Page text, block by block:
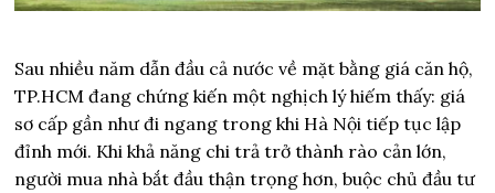
Sau nhiều năm dẫn đầu cả nước về mặt bằng giá căn hộ,
TP.HCM đang chứng kiến một nghịch lý hiếm thấy: giá
sơ cấp gần như đi ngang trong khi Hà Nội tiếp tục lập
đỉnh mới. Khi khả năng chi trả trở thành rào cản lớn,
người mua nhà bắt đầu thận trọng hơn, buộc chủ đầu tư